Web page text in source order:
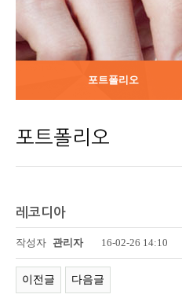
포트폴리오
포트폴리오
레코디아
페이지 정보
작성자 관리자 16-02-26 14:10
이전글 다음글